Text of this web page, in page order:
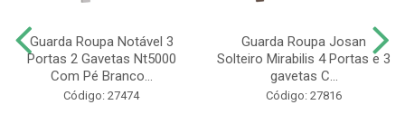
Guarda Roupa Notável 3
Portas 2 Gavetas Nt5000
Com Pé Branco...
Código: 27474
Guarda Roupa Josan
Solteiro Mirabilis 4 Portas e 3
gavetas C...
Código: 27816